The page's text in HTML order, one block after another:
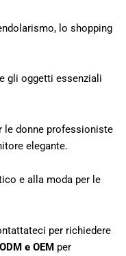
lo shopping
gli oggetti essenziali
le donne professioniste
elegante.
e alla moda per le
per richiedere
e OEM per